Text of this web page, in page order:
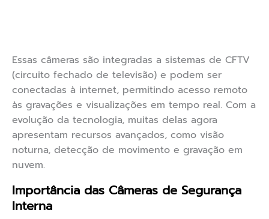
Essas câmeras são integradas a sistemas de CFTV
(circuito fechado de televisão) e podem ser
conectadas à internet, permitindo acesso remoto
às gravações e visualizações em tempo real. Com a
evolução da tecnologia, muitas delas agora
apresentam recursos avançados, como visão
noturna, detecção de movimento e gravação em
nuvem.
Importância das Câmeras de Segurança
Interna